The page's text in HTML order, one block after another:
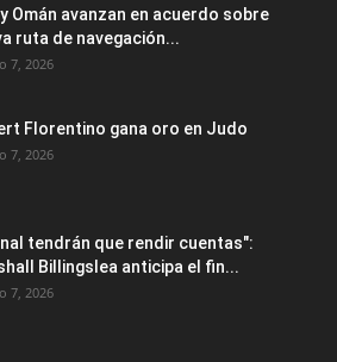
Omán avanzan en acuerdo sobre
ruta de navegación...
7, 2026
Florentino gana oro en Judo
7, 2026
tendrán que rendir cuentas":
Billingslea anticipa el fin...
7, 2026